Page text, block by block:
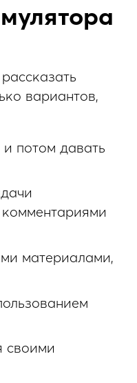
вариантов,
и потом давать
материалами,
своими